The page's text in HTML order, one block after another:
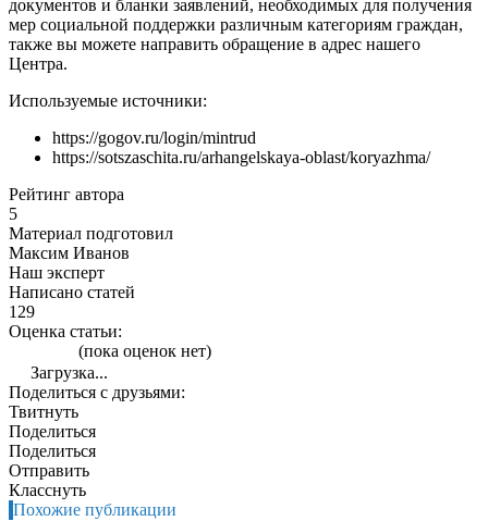
документов и бланки заявлений, необходимых для получения
мер социальной поддержки различным категориям граждан,
также вы можете направить обращение в адрес нашего
Центра.
Используемые источники:
https://gogov.ru/login/mintrud
https://sotszaschita.ru/arhangelskaya-oblast/koryazhma/
Рейтинг автора
5
Материал подготовил
Максим Иванов
Наш эксперт
Написано статей
129
Оценка статьи:
(пока оценок нет)
Загрузка...
Поделиться с друзьями:
Твитнуть
Поделиться
Поделиться
Отправить
Класснуть
Похожие публикации